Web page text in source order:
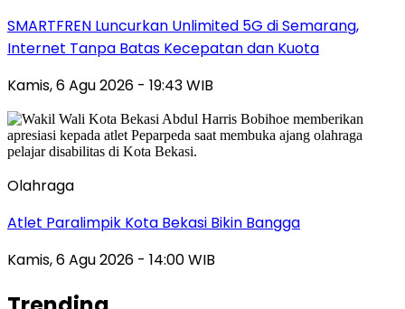
SMARTFREN Luncurkan Unlimited 5G di Semarang,
Internet Tanpa Batas Kecepatan dan Kuota
Kamis, 6 Agu 2026 - 19:43 WIB
Olahraga
Atlet Paralimpik Kota Bekasi Bikin Bangga
Kamis, 6 Agu 2026 - 14:00 WIB